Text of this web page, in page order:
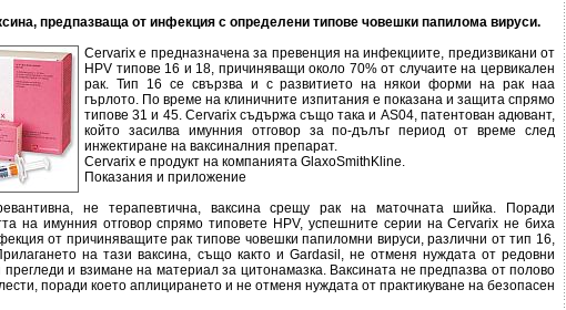
предпазваща от инфекция с определени типове човешки папилома вируси.
Cervarix е предназначена за превенция на инфекциите, предизвикани от
HPV типове 16 и 18, причиняващи около 70% от случаите на цервикален
рак. Тип 16 се свързва и с развитието на някои форми на рак наа
гърлото. По време на клиничните изпитания е показана и защита спрямо
типове 31 и 45. Cervarix съдържа също така и AS04, патентован адювант,
който засилва имунния отговор за по-дълъг период от време след
инжектиране на ваксиналния препарат.
Cervarix е продукт на компанията GlaxoSmithKline.
Показания и приложение
не терапевтична, ваксина срещу рак на маточната шийка. Поради
на имунния отговор спрямо типовете HPV, успешните серии на Cervarix не биха
от причиняващите рак типове човешки папиломни вируси, различни от тип 16,
на тази ваксина, също както и Gardasil, не отменя нуждата от редовни
прегледи и взимане на материал за цитонамазка. Ваксината не предпазва от полово
поради което аплицирането и не отменя нуждата от практикуване на безопасен